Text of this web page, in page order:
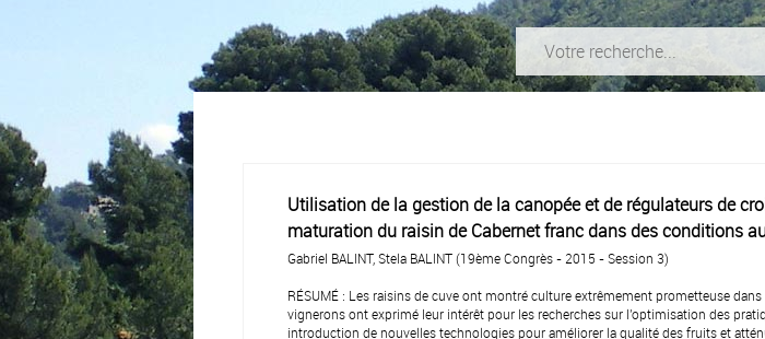
Utilisation de la gestion de la canopée et de régulateurs de
maturation du raisin de Cabernet franc dans des conditions
Gabriel BALINT, Stela BALINT (19ème Congrès - 2015 - Session 3)
RÉSUMÉ : Les raisins de cuve ont montré culture extrêmement prometteuse
vignerons ont exprimé leur intérêt pour les recherches sur l'optimisation des
introduction de nouvelles technologies pour améliorer la qualité des fruits et